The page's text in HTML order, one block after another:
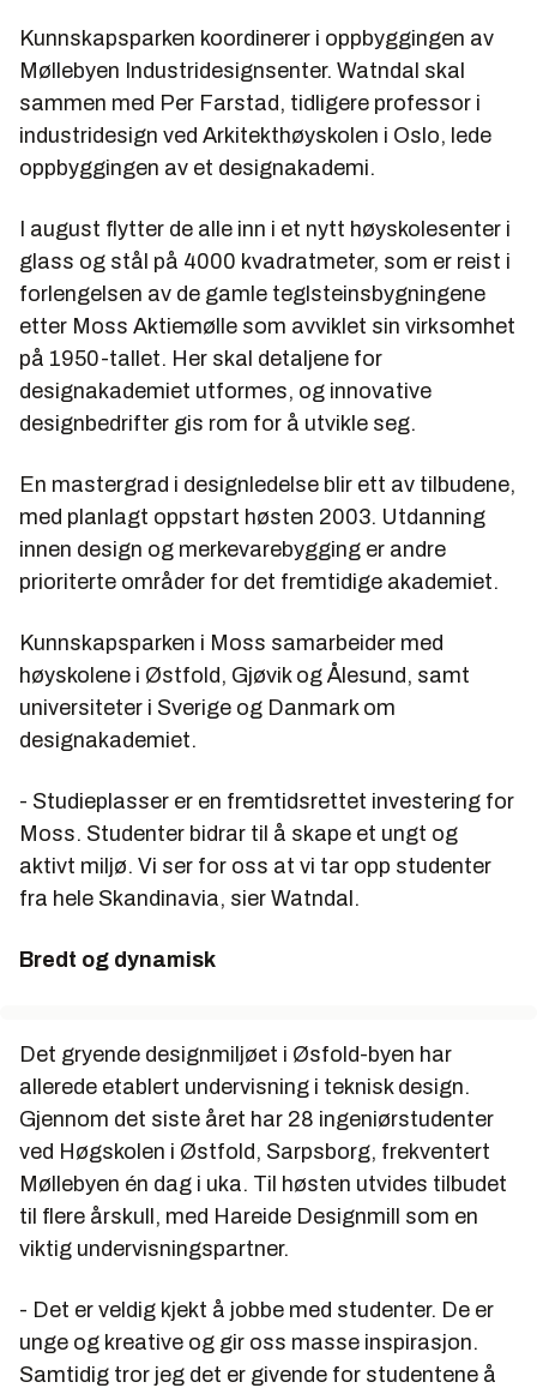
Kunnskapsparken koordinerer i oppbyggingen av
Møllebyen Industridesignsenter. Watndal skal
sammen med Per Farstad, tidligere professor i
industridesign ved Arkitekthøyskolen i Oslo, lede
oppbyggingen av et designakademi.
I august flytter de alle inn i et nytt høyskolesenter i
glass og stål på 4000 kvadratmeter, som er reist i
forlengelsen av de gamle teglsteinsbygningene
etter Moss Aktiemølle som avviklet sin virksomhet
på 1950-tallet. Her skal detaljene for
designakademiet utformes, og innovative
designbedrifter gis rom for å utvikle seg.
En mastergrad i designledelse blir ett av tilbudene,
med planlagt oppstart høsten 2003. Utdanning
innen design og merkevarebygging er andre
prioriterte områder for det fremtidige akademiet.
Kunnskapsparken i Moss samarbeider med
høyskolene i Østfold, Gjøvik og Ålesund, samt
universiteter i Sverige og Danmark om
designakademiet.
- Studieplasser er en fremtidsrettet investering for
Moss. Studenter bidrar til å skape et ungt og
aktivt miljø. Vi ser for oss at vi tar opp studenter
fra hele Skandinavia, sier Watndal.
Bredt og dynamisk
Det gryende designmiljøet i Øsfold-byen har
allerede etablert undervisning i teknisk design.
Gjennom det siste året har 28 ingeniørstudenter
ved Høgskolen i Østfold, Sarpsborg, frekventert
Møllebyen én dag i uka. Til høsten utvides tilbudet
til flere årskull, med Hareide Designmill som en
viktig undervisningspartner.
- Det er veldig kjekt å jobbe med studenter. De er
unge og kreative og gir oss masse inspirasjon.
Samtidig tror jeg det er givende for studentene å